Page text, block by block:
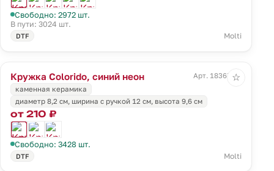
Свободно: 2972 шт.
В пути: 3024 шт.
DTF Molti
Кружка Colorido, синий неон
Арт. 18367.44
каменная керамика
диаметр 8,2 см, ширина с ручкой 12 см, высота 9,6 см
от 210 ₽
Свободно: 3428 шт.
DTF Molti
☆